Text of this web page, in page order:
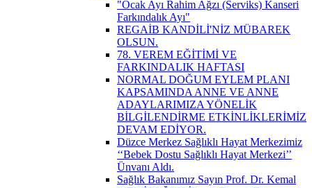
"Ocak Ayı Rahim Ağzı (Serviks) Kanseri
Farkındalık Ayı"
REGAİB KANDİLİ'NİZ MÜBAREK
OLSUN.
78. VEREM EĞİTİMİ VE
FARKINDALIK HAFTASI
NORMAL DOĞUM EYLEM PLANI
KAPSAMINDA ANNE VE ANNE
ADAYLARIMIZA YÖNELİK
BİLGİLENDİRME ETKİNLİKLERİMİZ
DEVAM EDİYOR.
Düzce Merkez Sağlıklı Hayat Merkezimiz
‘‘Bebek Dostu Sağlıklı Hayat Merkezi’’
Ünvanı Aldı.
Sağlık Bakanımız Sayın Prof. Dr. Kemal